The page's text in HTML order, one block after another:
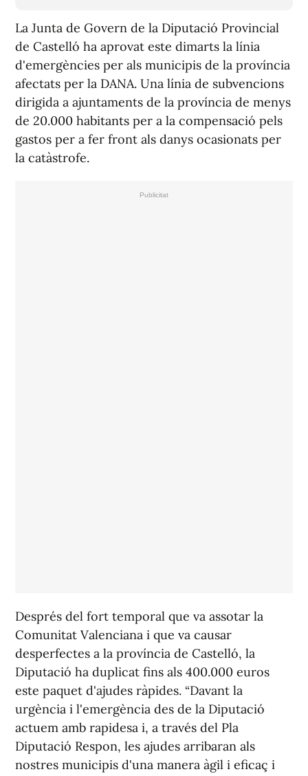
La Junta de Govern de la Diputació Provincial
de Castelló ha aprovat este dimarts la línia
d'emergències per als municipis de la província
afectats per la DANA. Una línia de subvencions
dirigida a ajuntaments de la província de menys
de 20.000 habitants per a la compensació pels
gastos per a fer front als danys ocasionats per
la catàstrofe.
Després del fort temporal que va assotar la
Comunitat Valenciana i que va causar
desperfectes a la província de Castelló, la
Diputació ha duplicat fins als 400.000 euros
este paquet d'ajudes ràpides. “Davant la
urgència i l'emergència des de la Diputació
actuem amb rapidesa i, a través del Pla
Diputació Respon, les ajudes arribaran als
nostres municipis d'una manera àgil i eficaç i